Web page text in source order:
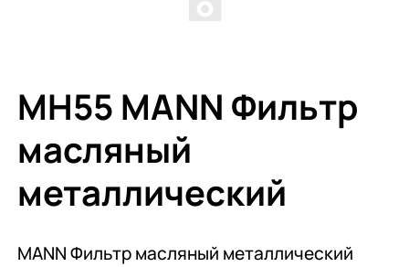
MH55 MANN Фильтр
масляный
металлический
MANN Фильтр масляный металлический